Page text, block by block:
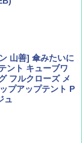
山善] 傘みたいに
ント キューブワ
フルクローズ メ
プアップテント P
ュ